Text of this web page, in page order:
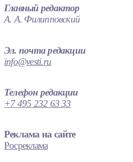
Главный редактор
А. А. Филипповский
Эл. почта редакции
info@vesti.ru
Телефон редакции
+7 495 232 63 33
Реклама на сайте
Росреклама